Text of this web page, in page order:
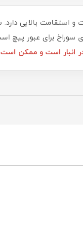
عبور پیچ است که این
انبار است و ممکن